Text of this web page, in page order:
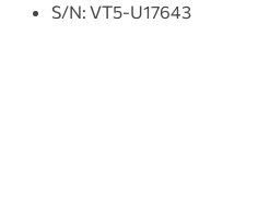
S/N: VT5-U17643